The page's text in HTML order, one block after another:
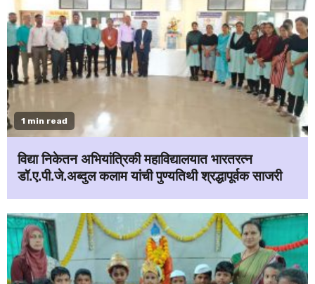
1 min read
विद्या निकेतन अभियांत्रिकी महाविद्यालयात भारतरत्न
डॉ.ए.पी.जे.अब्दुल कलाम यांची पुण्यतिथी श्रद्धापूर्वक साजरी